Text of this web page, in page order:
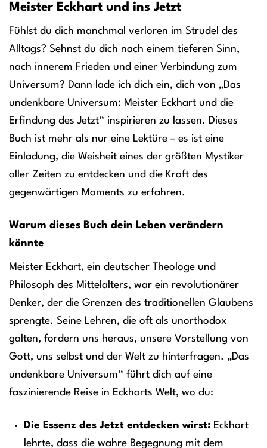
Meister Eckhart und ins Jetzt
Fühlst du dich manchmal verloren im Strudel des
Alltags? Sehnst du dich nach einem tieferen Sinn,
nach innerem Frieden und einer Verbindung zum
Universum? Dann lade ich dich ein, dich von „Das
undenkbare Universum: Meister Eckhart und die
Erfindung des Jetzt“ inspirieren zu lassen. Dieses
Buch ist mehr als nur eine Lektüre – es ist eine
Einladung, die Weisheit eines der größten Mystiker
aller Zeiten zu entdecken und die Kraft des
gegenwärtigen Moments zu erfahren.
Warum dieses Buch dein Leben verändern
könnte
Meister Eckhart, ein deutscher Theologe und
Philosoph des Mittelalters, war ein revolutionärer
Denker, der die Grenzen des traditionellen Glaubens
sprengte. Seine Lehren, die oft als unorthodox
galten, fordern uns heraus, unsere Vorstellung von
Gott, uns selbst und der Welt zu hinterfragen. „Das
undenkbare Universum“ führt dich auf eine
faszinierende Reise in Eckharts Welt, wo du:
Die Essenz des Jetzt entdecken wirst:Eckhart
lehrte, dass die wahre Begegnung mit dem